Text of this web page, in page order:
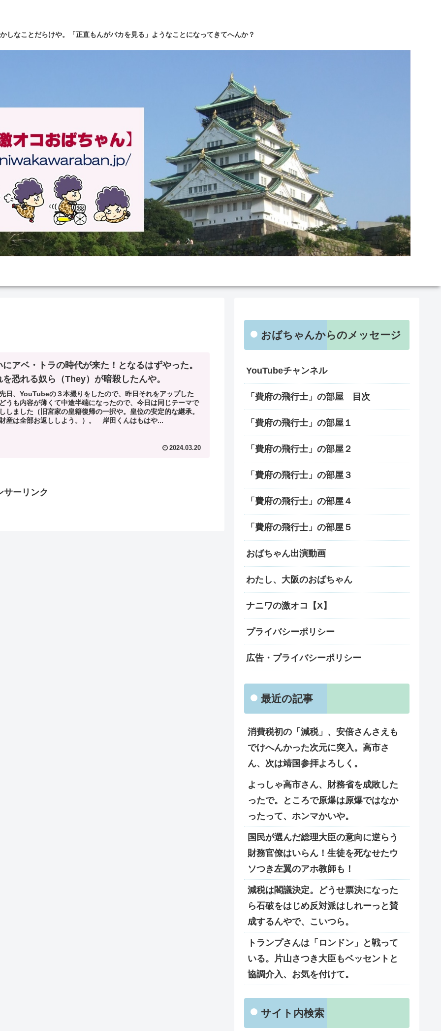
しなことだらけや。「正直もんがバカを見る」ようなことになってきてへんか？
にアベ・トラの時代が来た！となるはずやった。
を恐れる奴ら（They）が暗殺したんや。
日、YouTubeの３本撮りをしたので、昨日それをアップした
うも内容が薄くて中途半端になったので、今日は同じテーマで
しました（旧宮家の皇籍復帰の一択や。皇位の安定的な継承。
産は全部お返ししよう。）。 岸田くんはもはや...
2024.03.20
サーリンク
おばちゃんからのメッセージ
YouTubeチャンネル
「費府の飛行士」の部屋 目次
「費府の飛行士」の部屋１
「費府の飛行士」の部屋２
「費府の飛行士」の部屋３
「費府の飛行士」の部屋４
「費府の飛行士」の部屋５
おばちゃん出演動画
わたし、大阪のおばちゃん
ナニワの激オコ【X】
プライバシーポリシー
広告・プライバシーポリシー
最近の記事
消費税初の「減税」、安倍さんさえも
でけへんかった次元に突入。高市さ
ん、次は靖国参拝よろしく。
よっしゃ高市さん、財務省を成敗した
ったで。ところで原爆は原爆ではなか
ったって、ホンマかいや。
国民が選んだ総理大臣の意向に逆らう
財務官僚はいらん！生徒を死なせたウ
ソつき左翼のアホ教師も！
減税は閣議決定。どうせ票決になった
ら石破をはじめ反対派はしれーっと賛
成するんやで、こいつら。
トランプさんは「ロンドン」と戦って
いる。片山さつき大臣もベッセントと
協調介入、お気を付けて。
サイト内検索